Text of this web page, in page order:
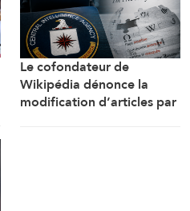
Le cofondateur de
Wikipédia dénonce la
modification d’articles par